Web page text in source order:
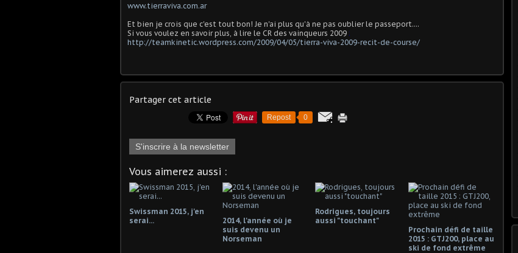
www.tierraviva.com.ar
Et bien je crois que c'est tout bon! Je n'ai plus qu'à ne pas oublier le passeport....
Si vous voulez en savoir plus, à lire le CR des vainqueurs 2009 :
http://teamkinetic.wordpress.com/2009/04/05/tierra-viva-2009-recit-de-course/
Partager cet article
Repost 0
S'inscrire à la newsletter
Vous aimerez aussi :
Swissman 2015, j'en
serai...
2014, l'année où je
suis devenu un
Norseman
Rodrigues, toujours
aussi "touchant"
Prochain défi de taille
2015 : GTJ200, place au
ski de fond extrême